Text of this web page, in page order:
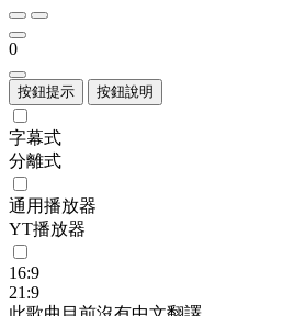
0
按鈕提示 按鈕說明
字幕式
分離式
通用播放器
YT播放器
16:9
21:9